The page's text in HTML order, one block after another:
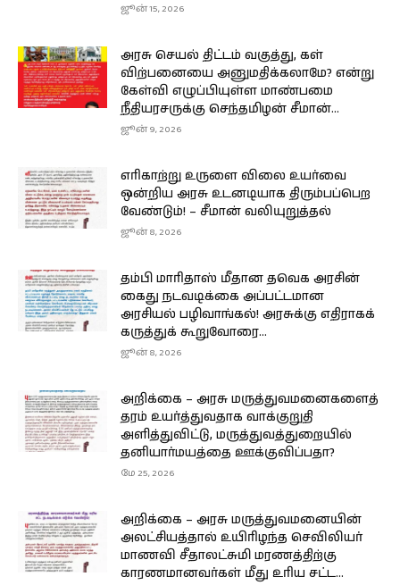
ஜூன் 15, 2026
அரசு செயல் திட்டம் வகுத்து, கள்
விற்பனையை அனுமதிக்கலாமே? என்று
கேள்வி எழுப்பியுள்ள மாண்பமை
நீதியரசருக்கு செந்தமிழன் சீமான்...
ஜூன் 9, 2026
எரிகாற்று உருளை விலை உயர்வை
ஒன்றிய அரசு உடனடியாக திரும்பப்பெற
வேண்டும்! – சீமான் வலியுறுத்தல்
ஜூன் 8, 2026
தம்பி மாரிதாஸ் மீதான தவெக அரசின்
கைது நடவடிக்கை அப்பட்டமான
அரசியல் பழிவாங்கல்! அரசுக்கு எதிராகக்
கருத்துக் கூறுவோரை...
ஜூன் 8, 2026
அறிக்கை – அரசு மருத்துவமனைகளைத்
தரம் உயர்த்துவதாக வாக்குறுதி
அளித்துவிட்டு, மருத்துவத்துறையில்
தனியார்மயத்தை ஊக்குவிப்பதா?
மே 25, 2026
அறிக்கை – அரசு மருத்துவமனையின்
அலட்சியத்தால் உயிரிழந்த செவிலியர்
மாணவி சீதாலட்சுமி மரணத்திற்கு
காரணமானவர்கள் மீது உரிய சட்ட...